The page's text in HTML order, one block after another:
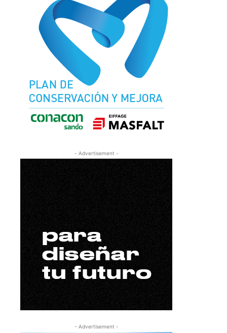
- Advertisement -
- Advertisement -